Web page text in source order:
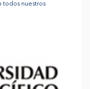
todos nuestros